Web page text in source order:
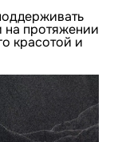
на протяжении
красотой и